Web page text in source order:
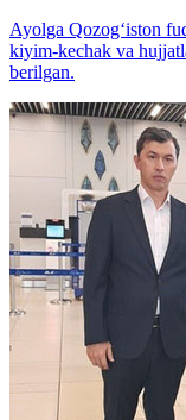
Ayolga Qozog‘iston
kiyim-kechak va
berilgan.